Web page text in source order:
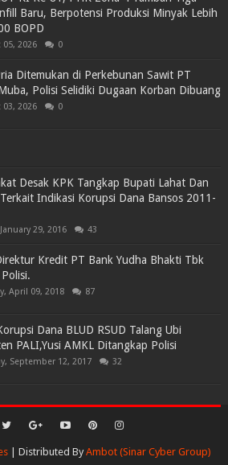
Baru, Berpotensi Produksi Minyak Lebih
BOPD
2026 0
Ditemukan di Perkebunan Sawit PT
Polisi Selidiki Dugaan Korban Dibuang
2026 0
Desak KPK Tangkap Bupati Lahat Dan
Indikasi Korupsi Dana Bansos 2011-
29, 2016 43
Kredit PT Bank Yudha Bhakti Tbk
April 09, 2018 87
Dana BLUD RSUD Talang Ubi
PALI,Yusi AMKL Ditangkap Polisi
September 12, 2017 32
| Distributed By Ambot (Sinar Cyber Group)